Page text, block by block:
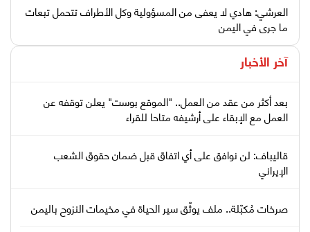
العرشي: هادي لا يعفى من المسؤولية وكل الأطراف تتحمل تبعات
ما جرى في اليمن
آخر الأخبار
بعد أكثر من عقد من العمل.. "الموقع بوست" يعلن توقفه عن
العمل مع الإبقاء على أرشيفه متاحا للقراء
قاليباف: لن نوافق على أي اتفاق قبل ضمان حقوق الشعب
الإيراني
صرخات مُكبّلة.. ملف يوثّق سير الحياة في مخيمات النزوح باليمن